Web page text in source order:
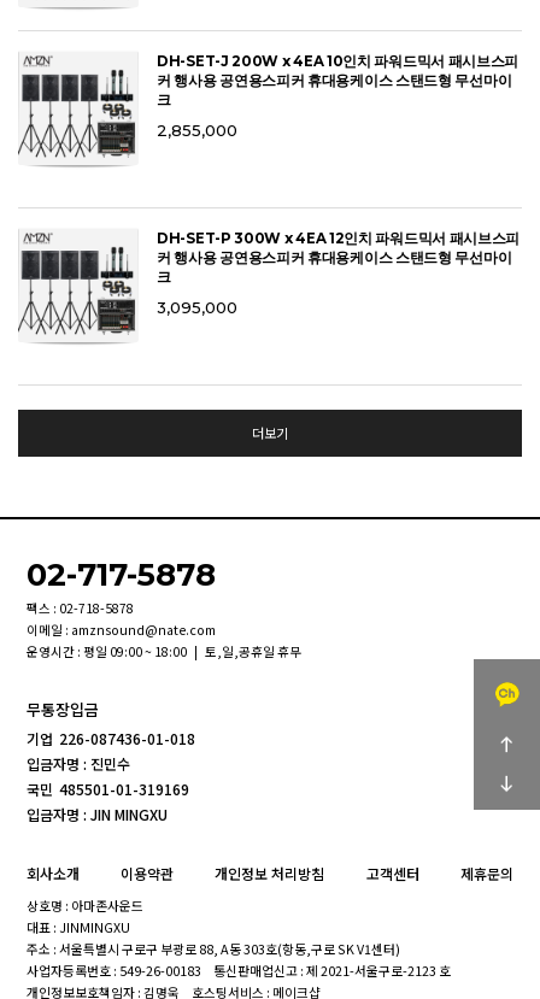
DH-SET-J 200W x 4EA 10인치 파워드믹서 패시브스피
커 행사용 공연용스피커 휴대용케이스 스탠드형 무선마이
크
2,855,000
DH-SET-P 300W x 4EA 12인치 파워드믹서 패시브스피
커 행사용 공연용스피커 휴대용케이스 스탠드형 무선마이
크
3,095,000
더보기
02-717-5878
팩스 : 02-718-5878
이메일 : amznsound@nate.com
운영시간 : 평일 09:00 ~ 18:00 | 토,일,공휴일 휴무
무통장입금
기업 226-087436-01-018
입금자명 : 진민수
국민 485501-01-319169
입금자명 : JIN MINGXU
회사소개 이용약관 개인정보 처리방침 고객센터 제휴문의
상호명 : 아마존사운드
대표 : JINMINGXU
주소 : 서울특별시 구로구 부광로 88, A동 303호(항동,구로 SK V1센터)
사업자등록번호 : 549-26-00183
통신판매업신고 : 제 2021-서울구로-2123 호
개인정보보호책임자 : 김명욱
호스팅서비스 : 메이크샵